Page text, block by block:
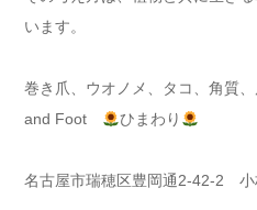
います。
巻き爪、ウオノメ、タコ、角質
and Foot
ひまわり
名古屋市瑞穂区豊岡通2-42-2 小